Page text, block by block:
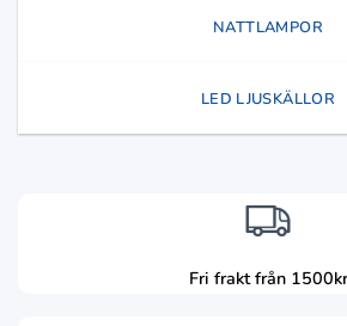
NATTLAMPOR
LED LJUSKÄLLOR
Fri frakt från 1500kr